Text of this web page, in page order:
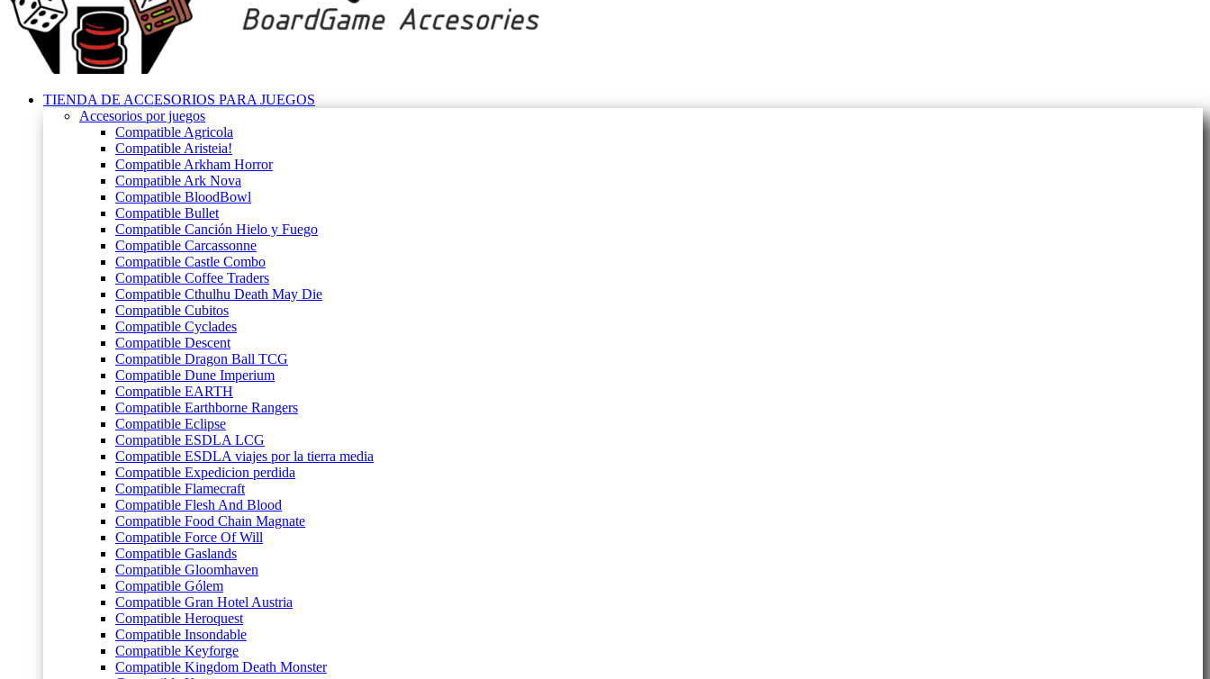
TIENDA DE ACCESORIOS PARA JUEGOS
Accesorios por juegos
Compatible Agricola
Compatible Aristeia!
Compatible Arkham Horror
Compatible Ark Nova
Compatible BloodBowl
Compatible Bullet
Compatible Canción Hielo y Fuego
Compatible Carcassonne
Compatible Castle Combo
Compatible Coffee Traders
Compatible Cthulhu Death May Die
Compatible Cubitos
Compatible Cyclades
Compatible Descent
Compatible Dragon Ball TCG
Compatible Dune Imperium
Compatible EARTH
Compatible Earthborne Rangers
Compatible Eclipse
Compatible ESDLA LCG
Compatible ESDLA viajes por la tierra media
Compatible Expedicion perdida
Compatible Flamecraft
Compatible Flesh And Blood
Compatible Food Chain Magnate
Compatible Force Of Will
Compatible Gaslands
Compatible Gloomhaven
Compatible Gólem
Compatible Gran Hotel Austria
Compatible Heroquest
Compatible Insondable
Compatible Keyforge
Compatible Kingdom Death Monster